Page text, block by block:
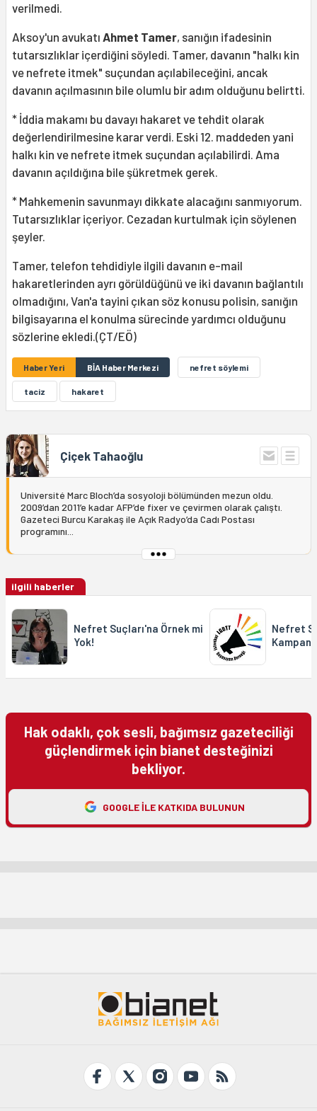
verilmedi.
Aksoy'un avukatı Ahmet Tamer, sanığın ifadesinin
tutarsızlıklar içerdiğini söyledi. Tamer, davanın "halkı kin
ve nefrete itmek" suçundan açılabileceğini, ancak
davanın açılmasının bile olumlu bir adım olduğunu belirtti.
* İddia makamı bu davayı hakaret ve tehdit olarak
değerlendirilmesine karar verdi. Eski 12. maddeden yani
halkı kin ve nefrete itmek suçundan açılabilirdi. Ama
davanın açıldığına bile şükretmek gerek.
* Mahkemenin savunmayı dikkate alacağını sanmıyorum.
Tutarsızlıklar içeriyor. Cezadan kurtulmak için söylenen
şeyler.
Tamer, telefon tehdidiyle ilgili davanın e-mail
hakaretlerinden ayrı görüldüğünü ve iki davanın bağlantılı
olmadığını, Van'a tayini çıkan söz konusu polisin, sanığın
bilgisayarına el konulma sürecinde yardımcı olduğunu
sözlerine ekledi.(ÇT/EÖ)
Haber Yeri BİA Haber Merkezi nefret söylemi
taciz hakaret
Çiçek Tahaoğlu
Université Marc Bloch’da sosyoloji bölümünden mezun oldu.
2009’dan 2011’e kadar AFP’de fixer ve çevirmen olarak çalıştı.
Gazeteci Burcu Karakaş ile Açık Radyo’da Cadı Postası
programını...
ilgili haberler
Nefret Suçları'na Örnek mi
Yok!
Nefret
Hak odaklı, çok sesli, bağımsız gazeteciliği
güçlendirmek için bianet desteğinizi
bekliyor.
GOOGLE ILE KATKIDA BULUNUN